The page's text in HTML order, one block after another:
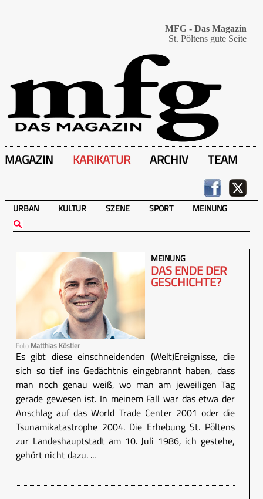
MFG - Das Magazin
St. Pöltens gute Seite
MAGAZIN KARIKATUR ARCHIV TEAM
URBAN KULTUR SZENE SPORT MEINUNG
Foto Matthias Köstler
MEINUNG
DAS ENDE DER
GESCHICHTE?
Es gibt diese einschneidenden (Welt)Ereignisse, die
sich so tief ins Gedächtnis eingebrannt haben, dass
man noch genau weiß, wo man am jeweiligen Tag
gerade gewesen ist. In meinem Fall war das etwa der
Anschlag auf das World Trade Center 2001 oder die
Tsunamikatastrophe 2004. Die Erhebung St. Pöltens
zur Landeshauptstadt am 10. Juli 1986, ich gestehe,
gehört nicht dazu. ...